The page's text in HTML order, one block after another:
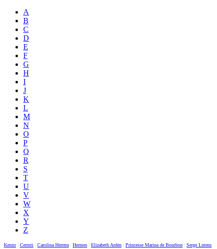
A
B
C
D
E
F
G
H
I
J
K
L
M
N
O
P
Q
R
S
T
U
V
W
X
Y
Z
Kenzo Cerruti Carolina Herrera Hermes Elizabeth Arden Princesse Marina de Bourbon Serge Lutens